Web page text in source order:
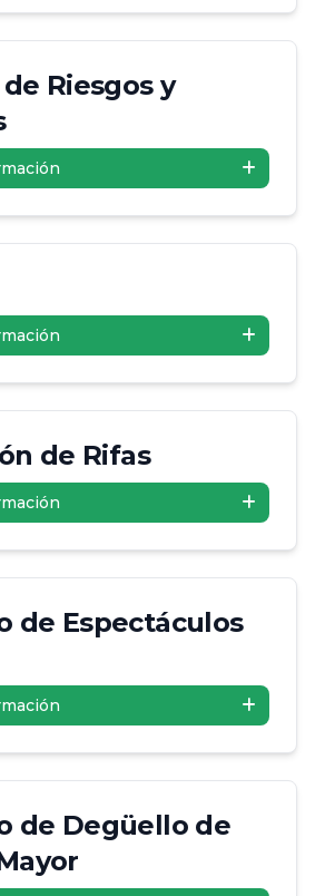
Riesgos y
de Rifas
de Espectáculos
de Degüello de